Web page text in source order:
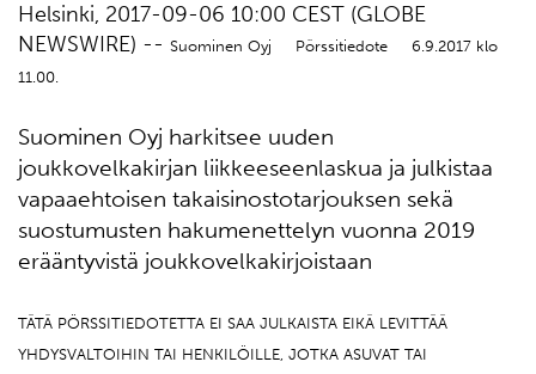
Helsinki, 2017-09-06 10:00 CEST (GLOBE
NEWSWIRE) -- Suominen Oyj Pörssitiedote 6.9.2017 klo
11.00.
Suominen Oyj harkitsee uuden
joukkovelkakirjan liikkeeseenlaskua ja julkistaa
vapaaehtoisen takaisinostotarjouksen sekä
suostumusten hakumenettelyn vuonna 2019
erääntyvistä joukkovelkakirjoistaan
TÄTÄ PÖRSSITIEDOTETTA EI SAA JULKAISTA EIKÄ LEVITTÄÄ
YHDYSVALTOIHIN TAI HENKILÖILLE, JOTKA ASUVAT TAI